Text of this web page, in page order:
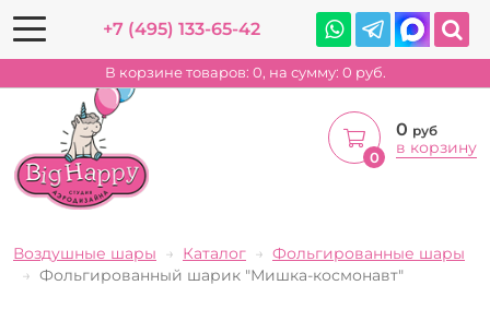
+7 (495) 133-65-42
В корзине товаров: 0, на сумму: 0 руб.
0
0 руб
в корзину
Воздушные шары Каталог
Фольгированные шары
Фольгированный шарик "Мишка-космонавт"